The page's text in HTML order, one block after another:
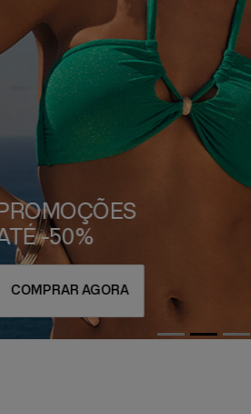
Compre 2
e obtenha -20%
Código: ENJOY20
*PARA MEMBROS DA MY TRIUMPH
COMPRAR AGORA